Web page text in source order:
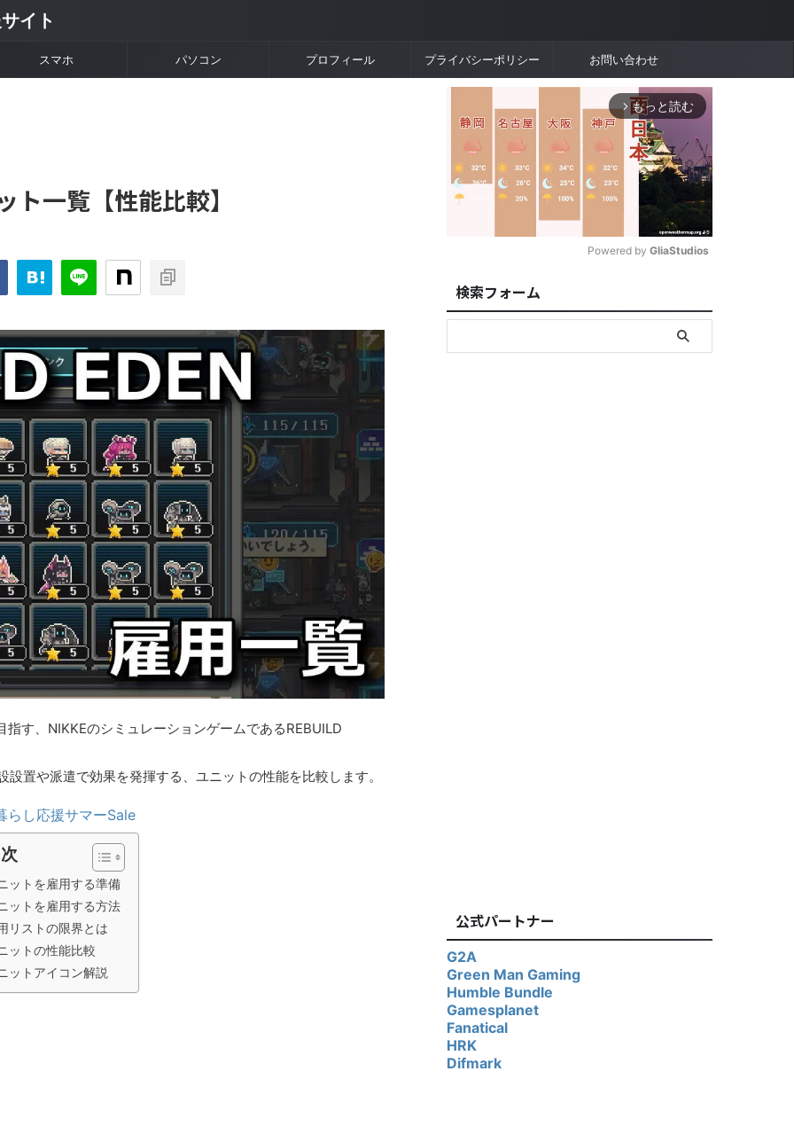
イト
スマホ パソコン プロフィール プライバシーポリシー お問い合わせ
ト一覧【性能比較】
す、NIKKEのシミュレーションゲームであるREBUILD
置や派遣で効果を発揮する、ユニットの性能を比較します。
らし応援サマーSale
ットを雇用する準備
ットを雇用する方法
リストの限界とは
ットの性能比較
ットアイコン解説
arrow_forward_ios もっと読む
u
t
Powered by GliaStudios
検索フォーム
公式パートナー
G2A
Green Man Gaming
Humble Bundle
Gamesplanet
Fanatical
HRK
Difmark